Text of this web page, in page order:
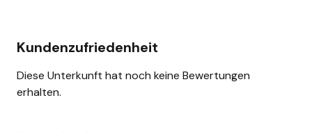
Kundenzufriedenheit
Diese Unterkunft hat noch keine Bewertungen
erhalten.